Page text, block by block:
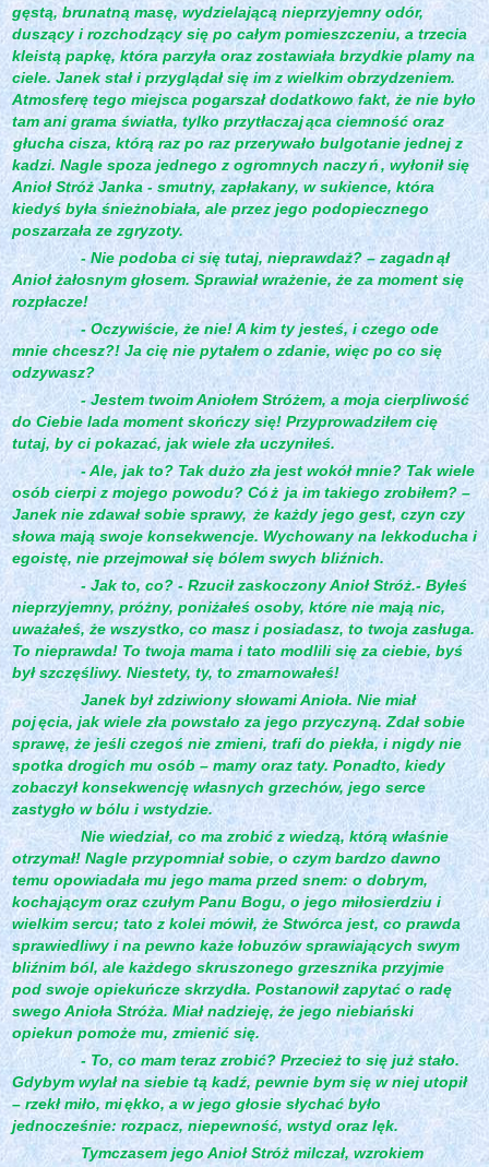
gęstą, brunatną masę, wydzielającą nieprzyjemny odór,
duszący i rozchodzący się po całym pomieszczeniu, a trzecia
kleistą papkę, która parzyła oraz zostawiała brzydkie plamy na
ciele. Janek stał i przyglądał się im z wielkim obrzydzeniem.
Atmosferę tego miejsca pogarszał dodatkowo fakt, że nie było
tam ani grama światła, tylko przytłaczająca ciemność oraz
głucha cisza, którą raz po raz przerywało bulgotanie jednej z
kadzi. Nagle spoza jednego z ogromnych naczyń, wyłonił się
Anioł Stróż Janka - smutny, zapłakany, w sukience, która
kiedyś była śnieżnobiała, ale przez jego podopiecznego
poszarzała ze zgryzoty.
- Nie podoba ci się tutaj, nieprawdaż? – zagadnął
Anioł żałosnym głosem. Sprawiał wrażenie, że za moment się
rozpłacze!
- Oczywiście, że nie! A kim ty jesteś, i czego ode
mnie chcesz?! Ja cię nie pytałem o zdanie, więc po co się
odzywasz?
- Jestem twoim Aniołem Stróżem, a moja cierpliwość
do Ciebie lada moment skończy się! Przyprowadziłem cię
tutaj, by ci pokazać, jak wiele zła uczyniłeś.
- Ale, jak to? Tak dużo zła jest wokół mnie? Tak wiele
osób cierpi z mojego powodu? Cóż ja im takiego zrobiłem? –
Janek nie zdawał sobie sprawy,że każdy jego gest, czyn czy
słowa mają swoje konsekwencje. Wychowany na lekkoducha i
egoistę, nie przejmował się bólem swych bliźnich.
- Jak to, co? - Rzucił zaskoczony Anioł Stróż.- Byłeś
nieprzyjemny, próżny, poniżałeś osoby, które nie mają nic,
uważałeś, że wszystko, co masz i posiadasz, to twoja zasługa.
To nieprawda! To twoja mama i tato modlili się za ciebie, byś
był szczęśliwy. Niestety, ty, to zmarnowałeś!
Janek był zdziwiony słowami Anioła. Nie miał
pojęcia, jak wiele zła powstało za jego przyczyną. Zdał sobie
sprawę, że jeśli czegoś nie zmieni, trafi do piekła, i nigdy nie
spotka drogich mu osób – mamy oraz taty. Ponadto, kiedy
zobaczył konsekwencję własnych grzechów, jego serce
zastygło w bólu i wstydzie.
Nie wiedział, co ma zrobić z wiedzą, którą właśnie
otrzymał! Nagle przypomniał sobie, o czym bardzo dawno
temu opowiadała mu jego mama przed snem: o dobrym,
kochającym oraz czułym Panu Bogu, o jego miłosierdziu i
wielkim sercu; tato z kolei mówił, że Stwórca jest, co prawda
sprawiedliwy i na pewno każe łobuzów sprawiających swym
bliźnim ból, ale każdego skruszonego grzesznika przyjmie
pod swoje opiekuńcze skrzydła. Postanowił zapytać o radę
swego Anioła Stróża. Miał nadzieję, że jego niebiański
opiekun pomoże mu, zmienić się.
- To, co mam teraz zrobić? Przecież to się już stało.
Gdybym wylał na siebie tą kadź, pewnie bym się w niej utopił
– rzekł miło, miękko, a w jego głosie słychać było
jednocześnie: rozpacz, niepewność, wstyd oraz lęk.
Tymczasem jego Anioł Stróż milczał, wzrokiem